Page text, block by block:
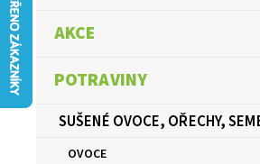
AKCE
POTRAVINY
SUŠENÉ OVOCE, OŘECHY,
OVOCE